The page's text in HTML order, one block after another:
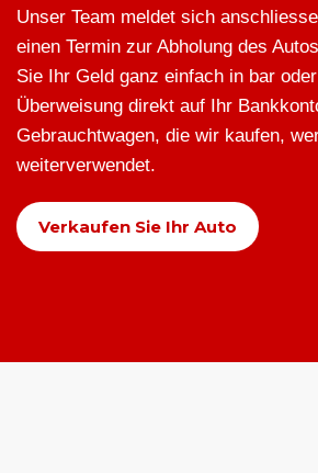
Unser Team meldet sich
einen Termin zur Abholung des
Sie Ihr Geld ganz einfach in bar
Überweisung direkt auf Ihr
Gebrauchtwagen, die wir kaufen,
weiterverwendet.
Verkaufen Sie Ihr Auto